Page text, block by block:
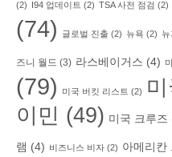
(2) I94 업데이트 (2) TSA 사전 점검 (2)
(74)
글로벌 진출 (2) 뉴욕 (2) 뉴
즈니 월드 (3) 라스베이거스 (4)
(79)
미국 버킷 리스트 (2)
이민 (49) 미국 크루즈
램 (4) 비즈니스 비자 (2) 아메리칸